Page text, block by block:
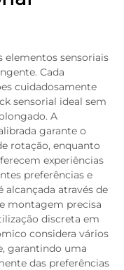
elementos sensoriais
Cada
cuidadosamente
sensorial ideal sem
A
garante o
rotação, enquanto
experiências
preferências e
alcançada através de
montagem precisa
discreta em
considera vários
garantindo uma
das preferências